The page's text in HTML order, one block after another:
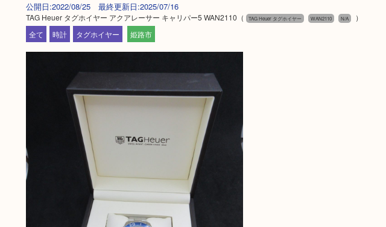
公開日:2022/08/25 最終更新日:2025/07/16
TAG Heuer タグホイヤー アクアレーサー キャリパー5 WAN2110（ TAG Heuer タグホイヤー WAN2110 N/A
）
全て
時計 タグホイヤー 姫路市